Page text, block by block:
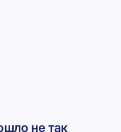
не так